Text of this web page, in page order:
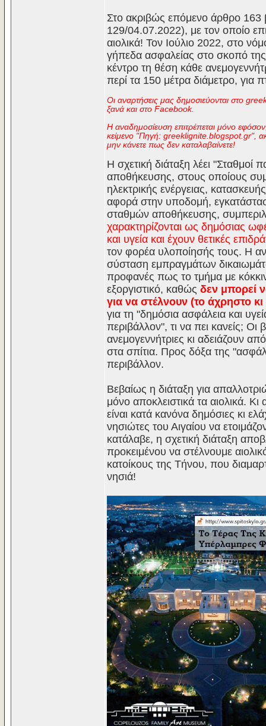
Στο ακριβώς επόμενο άρθρο
129/04.07.2022), με τον οποίο
αιολικά! Τον Ιούλιο 2022, στο
γήπεδα ασφαλείας στο σκοπό
κέντρο τη θέση κάθε
περί τα 150 μέτρα διάμετρο, για
Οι αναρτήσεις μας δημοσιεύονται στο
ξανά και στο Facebook.
Η αναδημοσίευση επιτρέπεται μόνο
κείμενο "Πηγή: greeklignite.blogspot.gr",
μην κάνετε πως δεν καταλαβαίνετε!
Η σχετική διάταξη λέει
αποθήκευσης, στους οποίους
ηλεκτρικής ενέργειας,
αφορά στην υποδομή,
σταθμών αποθήκευσης,
χαρακτηρίζονται ως δημόσιας
και υγεία και έχουν θετικές
τον φορέα υλοποίησής τους. Η
σύσταση εμπραγμάτων
προφανές πως το τμήμα με
εξοργιστικό, καθώς δεν μπορεί
για να στέλνουν (το άχρηστο
για τη "δημόσια ασφάλεια και
περιβάλλον", τι να πει κανείς;
ανεμογεννήτριες κι αδειάζουν
στα σπίτια. Προς δόξα της
περιβάλλον.
Βεβαίως η διάταξη για
μόνο αποκλειστικά τα αιολικά.
είναι κατά κανόνα δημόσιες κι
νησιώτες του Αιγαίου να
κατάλαβε, η σχετική διάταξη
προκειμένου να στέλνουμε
κατοίκους της Τήνου, που
νησιά!